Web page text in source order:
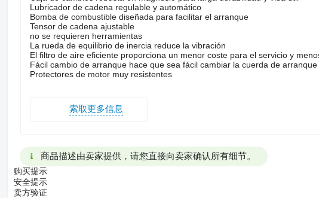
Lubricador de cadena regulable y automático
Bomba de combustible diseñada para facilitar el arranque
Tensor de cadena ajustable
no se requieren herramientas
La rueda de equilibrio de inercia reduce la vibración
El filtro de aire eficiente proporciona un menor coste para el servicio y
Fácil cambio de arranque hace que sea fácil cambiar la cuerda de
Protectores de motor muy resistentes
索取更多信息
商品描述由卖家提供，请您直接向卖家确认所有细节。
购买提示
安全提示
卖方验证